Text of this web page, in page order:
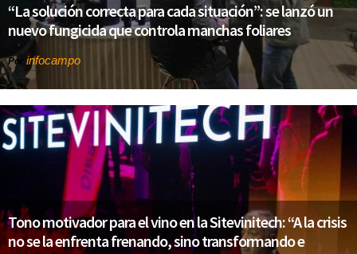
“La solución correcta para cada situación”: se lanzó un
nuevo fungicida que controla manchas foliares
Por infocampo
Tono motivador para el vino en la Sitevinitech: “A la crisis
no se la enfrenta frenando, sino transformando e